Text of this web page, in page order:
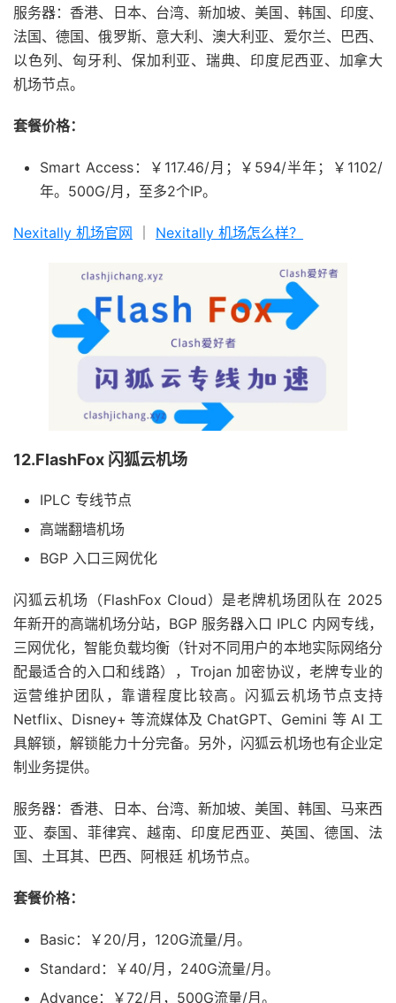
服务器：香港、日本、台湾、新加坡、美国、韩国、印度、
法国、德国、俄罗斯、意大利、澳大利亚、爱尔兰、巴西、
以色列、匈牙利、保加利亚、瑞典、印度尼西亚、加拿大
机场节点。
套餐价格：
Smart Access：￥117.46/月；￥594/半年；￥1102/
年。500G/月，至多2个IP。
Nexitally 机场官网 Nexitally 机场怎么样？
12.FlashFox 闪狐云机场
IPLC 专线节点
高端翻墙机场
BGP 入口三网优化
闪狐云机场（FlashFox Cloud）是老牌机场团队在 2025
年新开的高端机场分站，BGP 服务器入口 IPLC 内网专线，
三网优化，智能负载均衡（针对不同用户的本地实际网络分
配最适合的入口和线路），Trojan 加密协议，老牌专业的
运营维护团队，靠谱程度比较高。闪狐云机场节点支持
Netflix、Disney+ 等流媒体及 ChatGPT、Gemini 等 AI 工
具解锁，解锁能力十分完备。另外，闪狐云机场也有企业定
制业务提供。
服务器：香港、日本、台湾、新加坡、美国、韩国、马来西
亚、泰国、菲律宾、越南、印度尼西亚、英国、德国、法
国、土耳其、巴西、阿根廷 机场节点。
套餐价格：
Basic：￥20/月，120G流量/月。
Standard：￥40/月，240G流量/月。
Advance：￥72/月，500G流量/月。